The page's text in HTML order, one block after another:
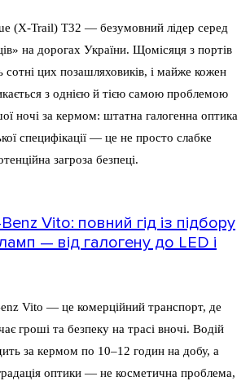
(X-Trail) T32 — безумовний лідер серед
на дорогах України. Щомісяця з портів
сотні цих позашляховиків, і майже кожен
з однією й тією самою проблемою
ночі за кермом: штатна галогенна оптика
специфікації — це не просто слабке
загроза безпеці.
Vito: повний гід із підбору
— від галогену до LED і
Vito — це комерційний транспорт, де
гроші та безпеку на трасі вночі. Водій
за кермом по 10–12 годин на добу, а
оптики — не косметична проблема,